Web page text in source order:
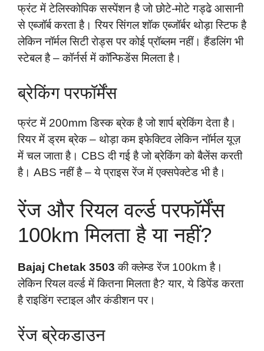
फ्रंट में टेलिस्कोपिक सस्पेंशन है जो छोटे-मोटे गड्ढे आसानी
से एब्जॉर्ब करता है। रियर सिंगल शॉक एब्जॉर्बर थोड़ा स्टिफ है
लेकिन नॉर्मल सिटी रोड्स पर कोई प्रॉब्लम नहीं। हैंडलिंग भी
स्टेबल है – कॉर्नर्स में कॉन्फिडेंस मिलता है।
ब्रेकिंग परफॉर्मेंस
फ्रंट में 200mm डिस्क ब्रेक है जो शार्प ब्रेकिंग देता है।
रियर में ड्रम ब्रेक – थोड़ा कम इफेक्टिव लेकिन नॉर्मल यूज़
में चल जाता है। CBS दी गई है जो ब्रेकिंग को बैलेंस करती
है। ABS नहीं है – ये प्राइस रेंज में एक्सपेक्टेड भी है।
रेंज और रियल वर्ल्ड परफॉर्मेंस
100km मिलता है या नहीं?
Bajaj Chetak 3503 की क्लेम्ड रेंज 100km है।
लेकिन रियल वर्ल्ड में कितना मिलता है? यार, ये डिपेंड करता
है राइडिंग स्टाइल और कंडीशन पर।
रेंज ब्रेकडाउन